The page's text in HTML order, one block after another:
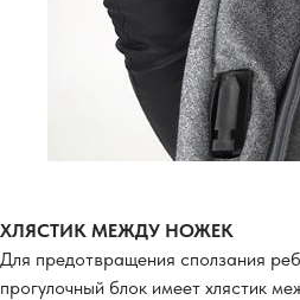
ХЛЯСТИК МЕЖДУ НОЖЕК
Для предотвращения сползания
прогулочный блок имеет хлястик